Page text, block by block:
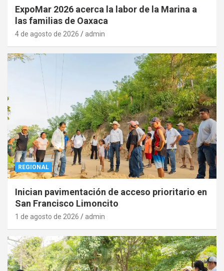
ExpoMar 2026 acerca la labor de la Marina a
las familias de Oaxaca
4 de agosto de 2026 admin
REGIONAL
Inician pavimentación de acceso prioritario en
San Francisco Limoncito
1 de agosto de 2026 admin